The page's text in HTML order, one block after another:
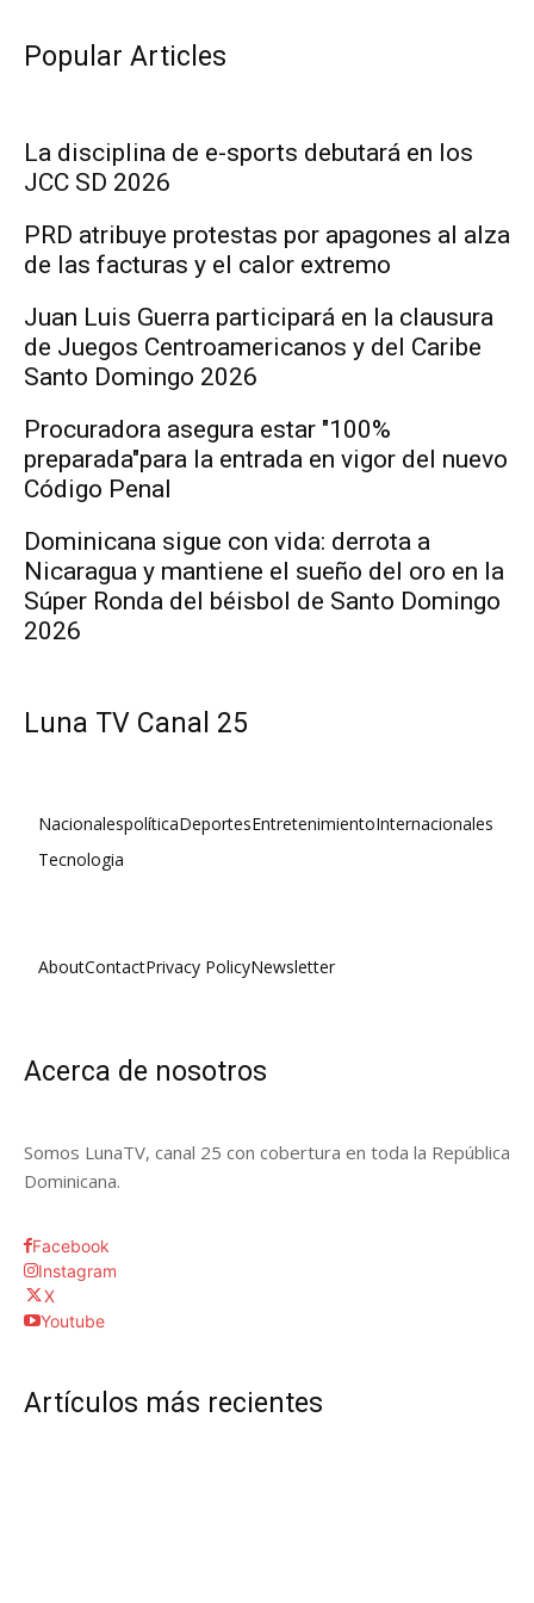
Popular Articles
La disciplina de e-sports debutará en los
JCC SD 2026
PRD atribuye protestas por apagones al alza
de las facturas y el calor extremo
Juan Luis Guerra participará en la clausura
de Juegos Centroamericanos y del Caribe
Santo Domingo 2026
Procuradora asegura estar "100%
preparada"para la entrada en vigor del nuevo
Código Penal
Dominicana sigue con vida: derrota a
Nicaragua y mantiene el sueño del oro en la
Súper Ronda del béisbol de Santo Domingo
2026
Luna TV Canal 25
NacionalespolíticaDeportesEntretenimientoInternacionales
Tecnologia
AboutContactPrivacy PolicyNewsletter
Acerca de nosotros
Somos LunaTV, canal 25 con cobertura en toda la República
Dominicana.
Facebook
Instagram
X
Youtube
Artículos más recientes